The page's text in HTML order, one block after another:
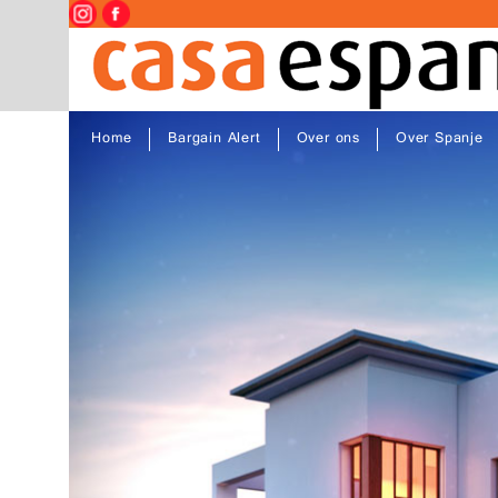
Home Bargain Alert Over ons Over Spanje